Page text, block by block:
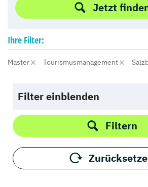
Jetzt
Ihre Filter:
Master Tourismusmanagement
Filter einblenden
Filtern